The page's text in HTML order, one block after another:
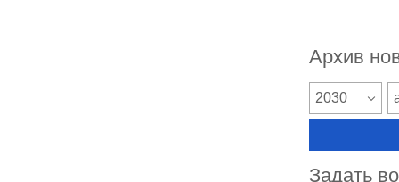
Архив
2030
Задать